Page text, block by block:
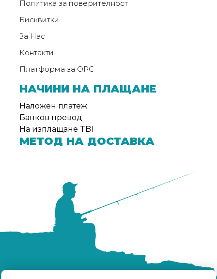
Политика за поверителност
Бисквитки
За Нас
Контакти
Платформа за ОРС
НАЧИНИ НА ПЛАЩАНЕ
Наложен платеж
Банков превод
На изплащане TBI
МЕТОД НА ДОСТАВКА